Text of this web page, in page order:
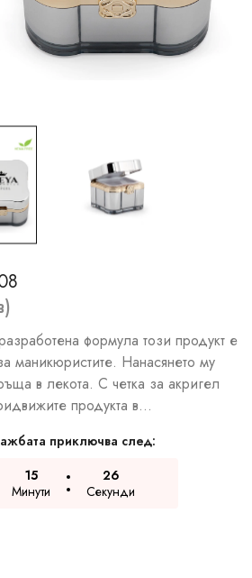
формула този продукт е
маникюристите. Нанасянето му
в лекота. С четка за акригел
продукта в...
приключва след:
15
Минути
25
Секунди